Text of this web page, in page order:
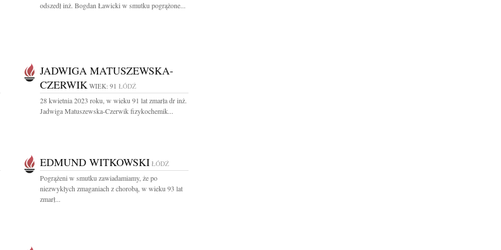
odszedł inż. Bogdan Ławicki w smutku pogrążone...
JADWIGA MATUSZEWSKA-
CZERWIK WIEK: 91 ŁÓDŹ
28 kwietnia 2023 roku, w wieku 91 lat zmarła dr inż.
Jadwiga Matuszewska-Czerwik fizykochemik...
EDMUND WITKOWSKI ŁÓDŹ
Pogrążeni w smutku zawiadamiamy, że po
niezwykłych zmaganiach z chorobą, w wieku 93 lat
zmarł...